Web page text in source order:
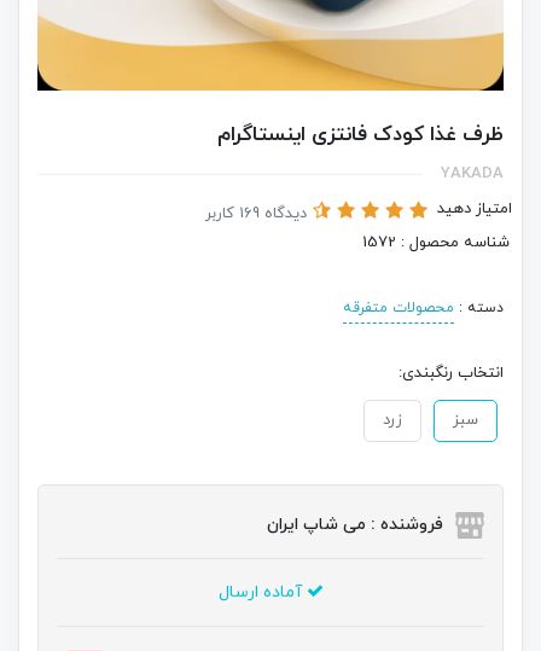
ظرف غذا کودک فانتزی اینستاگرام
YAKADA
امتیاز دهید
دیدگاه 169 کاربر
شناسه محصول : 1572
دسته : محصولات متفرقه
انتخاب رنگبندی:
سبز زرد
فروشنده : می شاپ ایران
آماده ارسال